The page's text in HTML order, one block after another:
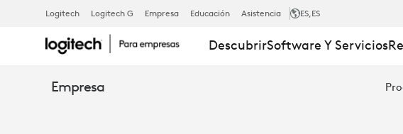
RALLY
MIC
Logitech Logitech G Empresa Educación Asistencia ES,ES
DescubrirSoftware Y Servicios
Empresa